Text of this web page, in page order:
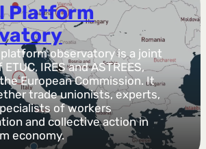
Platform
observatory is a joint
IRES and ASTREES,
European Commission. It
trade unionists, experts,
of workers
and collective action in
economy.